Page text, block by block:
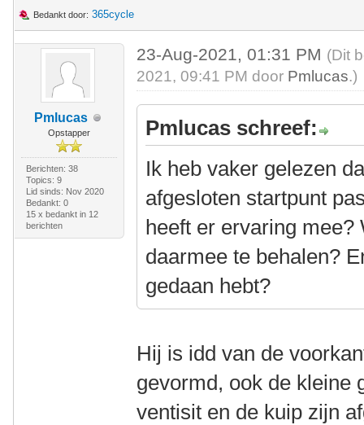
Bedankt door: 365cycle
Pmlucas
Opstapper
Berichten: 38
Topics: 9
Lid sinds: Nov 2020
Bedankt: 0
15 x bedankt in 12
berichten
23-Aug-2021, 01:31 PM (Dit
2021, 09:41 PM door Pmlucas.)
Pmlucas schreef:
Ik heb vaker gelezen
afgesloten startpunt
heeft er ervaring
daarmee te behalen?
gedaan hebt?
Hij is idd van de
gevormd, ook de kleine
ventisit en de kuip zijn